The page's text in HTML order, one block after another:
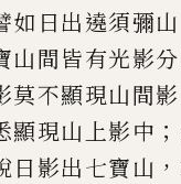
如日出遶須彌山
山間皆有光影
莫不顯現山間
顯現山上影中 ；
日影出七寶山 ，